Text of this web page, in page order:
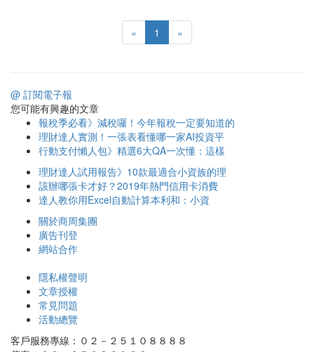
« 1 »
@ 訂閱電子報
您可能有興趣的文章
報稅季必看》減稅囉！今年報稅一定要知道的
理財達人實測！一張表看懂哪一家AI投資平
行動支付懶人包》精選6大QA一次懂：這樣
理財達人試用報告》10款最適合小資族的理
該辦哪張卡才好？2019年熱門信用卡消費
達人教你用Excel自動計算本利和：小資
關於商周集團
廣告刊登
網站合作
隱私權聲明
文章授權
常見問題
活動總覽
客戶服務專線：０２－２５１０８８８８